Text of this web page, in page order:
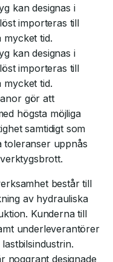
kan designas i
importeras till
mycket tid.
kan designas i
importeras till
mycket tid.
gör att
högsta möjliga
samtidigt som
toleranser uppnås
består till
av hydrauliska
Kunderna till
underleverantörer
noggrant designade